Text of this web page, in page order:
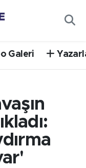
Galeri
Fikstür